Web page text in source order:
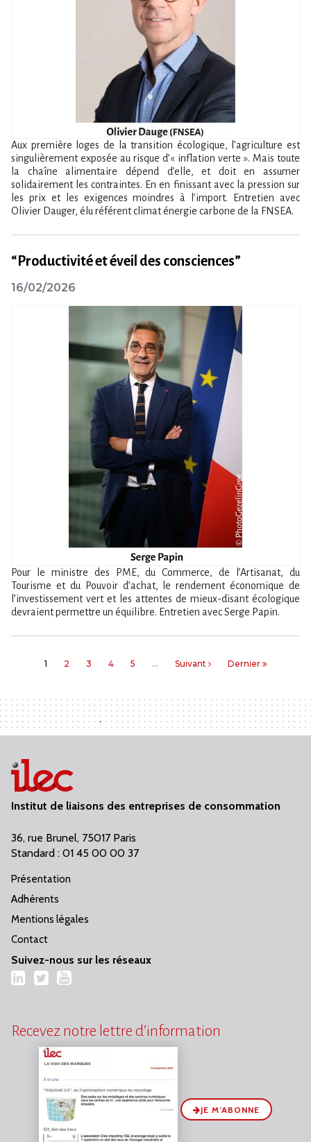
Aux première loges de la transition écologique, l’agriculture est
singulièrement exposée au risque d’« inflation verte ». Mais toute
la chaîne alimentaire dépend d’elle, et doit en assumer
solidairement les contraintes. En en finissant avec la pression sur
les prix et les exigences moindres à l’import. Entretien avec
Olivier Dauger, élu référent climat énergie carbone de la FNSEA.
“Productivité et éveil des consciences”
16/02/2026
Pour le ministre des PME, du Commerce, de l’Artisanat, du
Tourisme et du Pouvoir d’achat, le rendement économique de
l’investissement vert et les attentes de mieux-disant écologique
devraient permettre un équilibre. Entretien avec Serge Papin.
1 2 3 4 5 … Suivant Dernier
Institut de liaisons des entreprises de consommation
36, rue Brunel, 75017 Paris
Standard : 01 45 00 00 37
Présentation
Adhérents
Mentions légales
Contact
Suivez-nous sur les réseaux
LinkedIn
TwitterYouTube
Recevez notre lettre d’information
JE M’ABONNE